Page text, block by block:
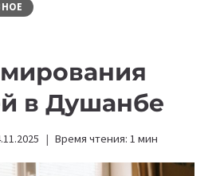
в Душанбе
Время чтения: 1 мин